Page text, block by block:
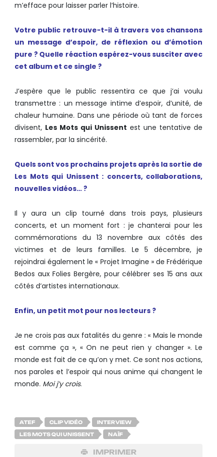
m’efface pour laisser parler l’histoire.
Votre public retrouve-t-il à travers vos chansons
un message d’espoir, de réflexion ou d’émotion
pure ? Quelle réaction espérez-vous susciter avec
cet album et ce single ?
J’espère que le public ressentira ce que j’ai voulu
transmettre : un message intime d’espoir, d’unité, de
chaleur humaine. Dans une période où tant de forces
divisent, Les Mots qui Unissent est une tentative de
rassembler, par la sincérité.
Quels sont vos prochains projets après la sortie de
Les Mots qui Unissent : concerts, collaborations,
nouvelles vidéos… ?
Il y aura un clip tourné dans trois pays, plusieurs
concerts, et un moment fort : je chanterai pour les
commémorations du 13 novembre aux côtés des
victimes et de leurs familles. Le 5 décembre, je
rejoindrai également le « Projet Imagine » de Frédérique
Bedos aux Folies Bergère, pour célébrer ses 15 ans aux
côtés d’artistes internationaux.
Enfin, un petit mot pour nos lecteurs ?
Je ne crois pas aux fatalités du genre : « Mais le monde
est comme ça », « On ne peut rien y changer ». Le
monde est fait de ce qu’on y met. Ce sont nos actions,
nos paroles et l’espoir qui nous anime qui changent le
monde. Moi j’y crois.
ATEF CLIP VIDÉO INTERVIEW
LES MOTS QUI UNISSENT NAÎF
IMPRIMER